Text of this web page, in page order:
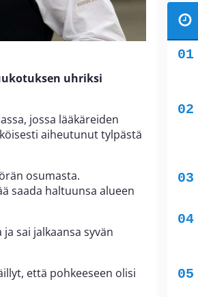
uhriksi
jossa lääkäreiden
aiheutunut tylpästä
osumasta.
saada haltuunsa alueen
sai jalkaansa syvän
että pohkeeseen olisi